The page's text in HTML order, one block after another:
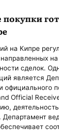
покупки
на Кипре
сделок.
является
официального
Official